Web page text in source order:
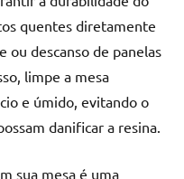
quentes diretamente
ou descanso de panelas
limpe a mesa
e úmido, evitando o
danificar a resina.
sua mesa é uma